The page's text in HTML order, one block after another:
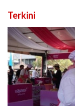
Terkini